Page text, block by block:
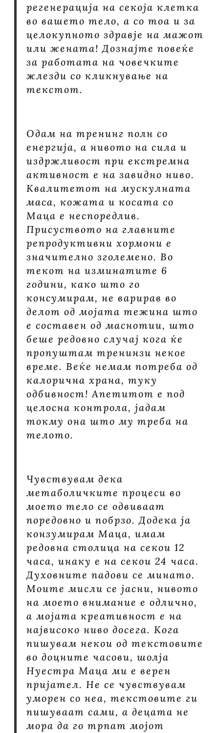
регенерација на секоја клетка
во вашето тело, а со тоа и за
целокупното здравје на мажот
или жената! Дознајте повеќе
за работата на човечките
жлезди со кликнување на
текстот.
Одам на тренинг полн со
енергија, а нивото на сила и
издржливост при екстремна
активност е на завидно ниво.
Квалитетот на мускулната
маса, кожата и косата со
Маца е неспоредлив.
Присуството на главните
репродуктивни хормони е
значително зголемено. Во
текот на изминатите 6
години, како што го
консумирам, не варирав во
делот од мојата тежина што
е составен од маснотии, што
беше редовно случај кога ќе
пропуштам тренинзи некое
време. Веќе немам потреба од
калорична храна, туку
одбивност! Апетитот е под
целосна контрола, јадам
токму она што му треба на
телото.
Чувствувам дека
метаболичките процеси во
моето тело се одвиваат
поредовно и побрзо. Додека ја
конзумирам Маца, имам
редовна столица на секои 12
часа, инаку е на секои 24 часа.
Духовните падови се минато.
Моите мисли се јасни, нивото
на моето внимание е одлично,
а мојата креативност е на
највисоко ниво досега. Кога
пишувам некои од текстовите
во доцните часови, шолја
Нуестра Маца ми е верен
пријател. Не се чувствувам
уморен со неа, текстовите ги
пишуваат сами, а децата не
мора да го трпат мојот